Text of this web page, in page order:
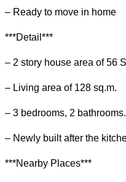
– Ready to move in home
***Detail***
– 2 story house area of 56
– Living area of 128 sq.m.
– 3 bedrooms, 2 bathrooms.
– Newly built after the
***Nearby Places***